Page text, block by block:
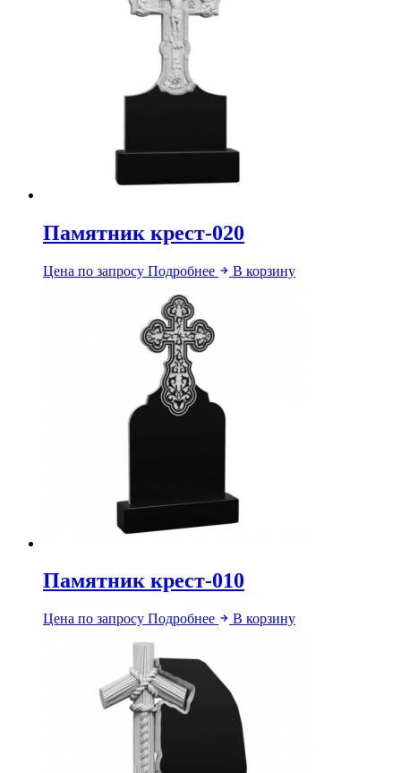
Памятник крест-020
Цена по запросу Подробнее В корзину
Памятник крест-010
Цена по запросу Подробнее В корзину